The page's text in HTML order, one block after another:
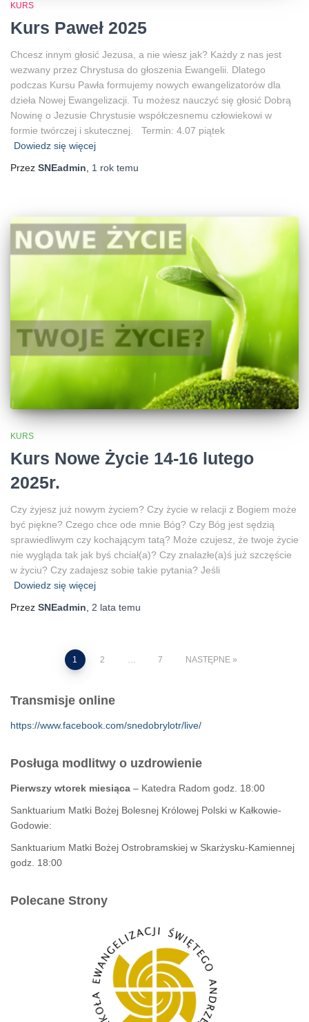
KURS
Kurs Paweł 2025
Chcesz innym głosić Jezusa, a nie wiesz jak? Każdy z nas jest
wezwany przez Chrystusa do głoszenia Ewangelii. Dlatego
podczas Kursu Pawła formujemy nowych ewangelizatorów dla
dzieła Nowej Ewangelizacji. Tu możesz nauczyć się głosić Dobrą
Nowinę o Jezusie Chrystusie współczesnemu człowiekowi w
formie twórczej i skutecznej. Termin: 4.07 piątek
Dowiedz się więcej
Przez SNEadmin, 1 rok temu
KURS
Kurs Nowe Życie 14-16 lutego
2025r.
Czy żyjesz już nowym życiem? Czy życie w relacji z Bogiem może
być piękne? Czego chce ode mnie Bóg? Czy Bóg jest sędzią
sprawiedliwym czy kochającym tatą? Może czujesz, że twoje życie
nie wygląda tak jak byś chciał(a)? Czy znalazłe(a)ś już szczęście
w życiu? Czy zadajesz sobie takie pytania? Jeśli
Dowiedz się więcej
Przez SNEadmin 2 lata temu
Stronicowanie
wpisów
1 2 … 7 NASTĘPNE
Transmisje online
https://www.facebook.com/snedobrylotr/live/
Posługa modlitwy o uzdrowienie
Pierwszy wtorek miesiąca – Katedra Radom godz. 18:00
Sanktuarium Matki Bożej Bolesnej Królowej Polski w Kałkowie-
Godowie:
Sanktuarium Matki Bożej Ostrobramskiej w Skarżysku-Kamiennej
godz. 18:00
Polecane Strony